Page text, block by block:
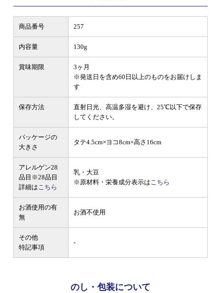
商品番号 257
内容量 130g
賞味期限
3ヶ月
※発送日を含め60日以上のものをお届けしま
す
保存方法
直射日光、高温多湿を避け、25℃以下で保存
してください。
パッケージの
大きさ
タテ4.5cm×ヨコ8cm×高さ16cm
アレルゲン28
品目 ※28品目
詳細はこちら
乳・大豆
※原材料・栄養成分表示はこちら
お酒使用の有
無
お酒不使用
その他
特記事項
-
のし・包装について